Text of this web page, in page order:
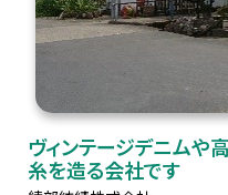
ヴィンテージデニムや
糸を造る会社です